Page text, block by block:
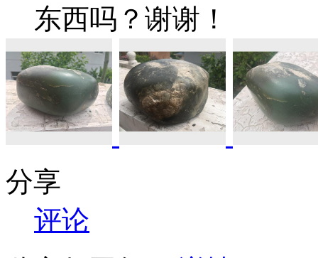
东西吗？谢谢！
分享
评论